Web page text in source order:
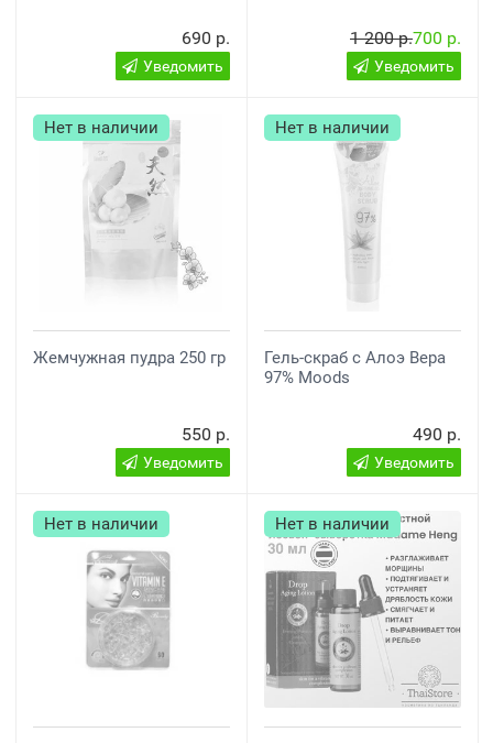
690 р.
Уведомить
1 200 р.700 р.
Уведомить
Нет в наличии
Жемчужная пудра 250 гр
550 р.
Уведомить
Нет в наличии
Гель-скраб с Алоэ Вера
97% Moods
490 р.
Уведомить
Нет в наличии Нет в наличии